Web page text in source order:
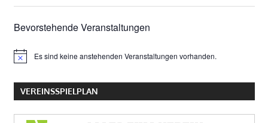
Beitrag:
Bevorstehende Veranstaltungen
HinweisEs sind keine anstehenden Veranstaltungen vorhanden.
VEREINSSPIELPLAN